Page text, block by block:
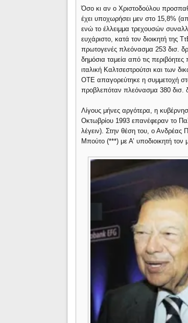
Όσο κι αν ο Χριστοδούλου
έχει υποχωρήσει μεν στο 15,8%
ενώ το έλλειμμα τρεχουσών
ευχάριστο, κατά τον διοικητή της
πρωτογενές πλεόνασμα 253 δισ.
δημόσια ταμεία από τις
ιταλική Καλτσεστρούτσι και των
ΟΤΕ απαγορεύτηκε η συμμετοχή
προβλεπόταν πλεόνασμα 380 δισ.
Λίγους μήνες αργότερα, η
Οκτωβρίου 1993 επανέφεραν το
λέγειν). Στην θέση του, ο Ανδρέας
Μπούτο (***) με Α’ υποδιοικητή